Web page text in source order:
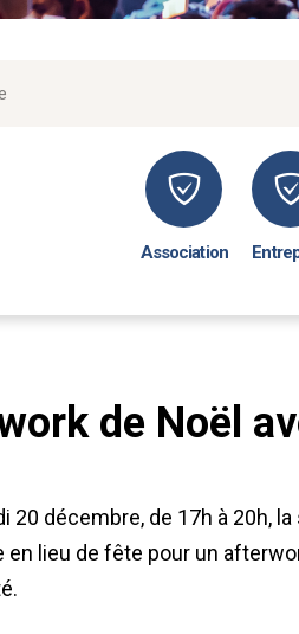
Association
de Noël
20 décembre, de 17h à 20h,
lieu de fête pour un